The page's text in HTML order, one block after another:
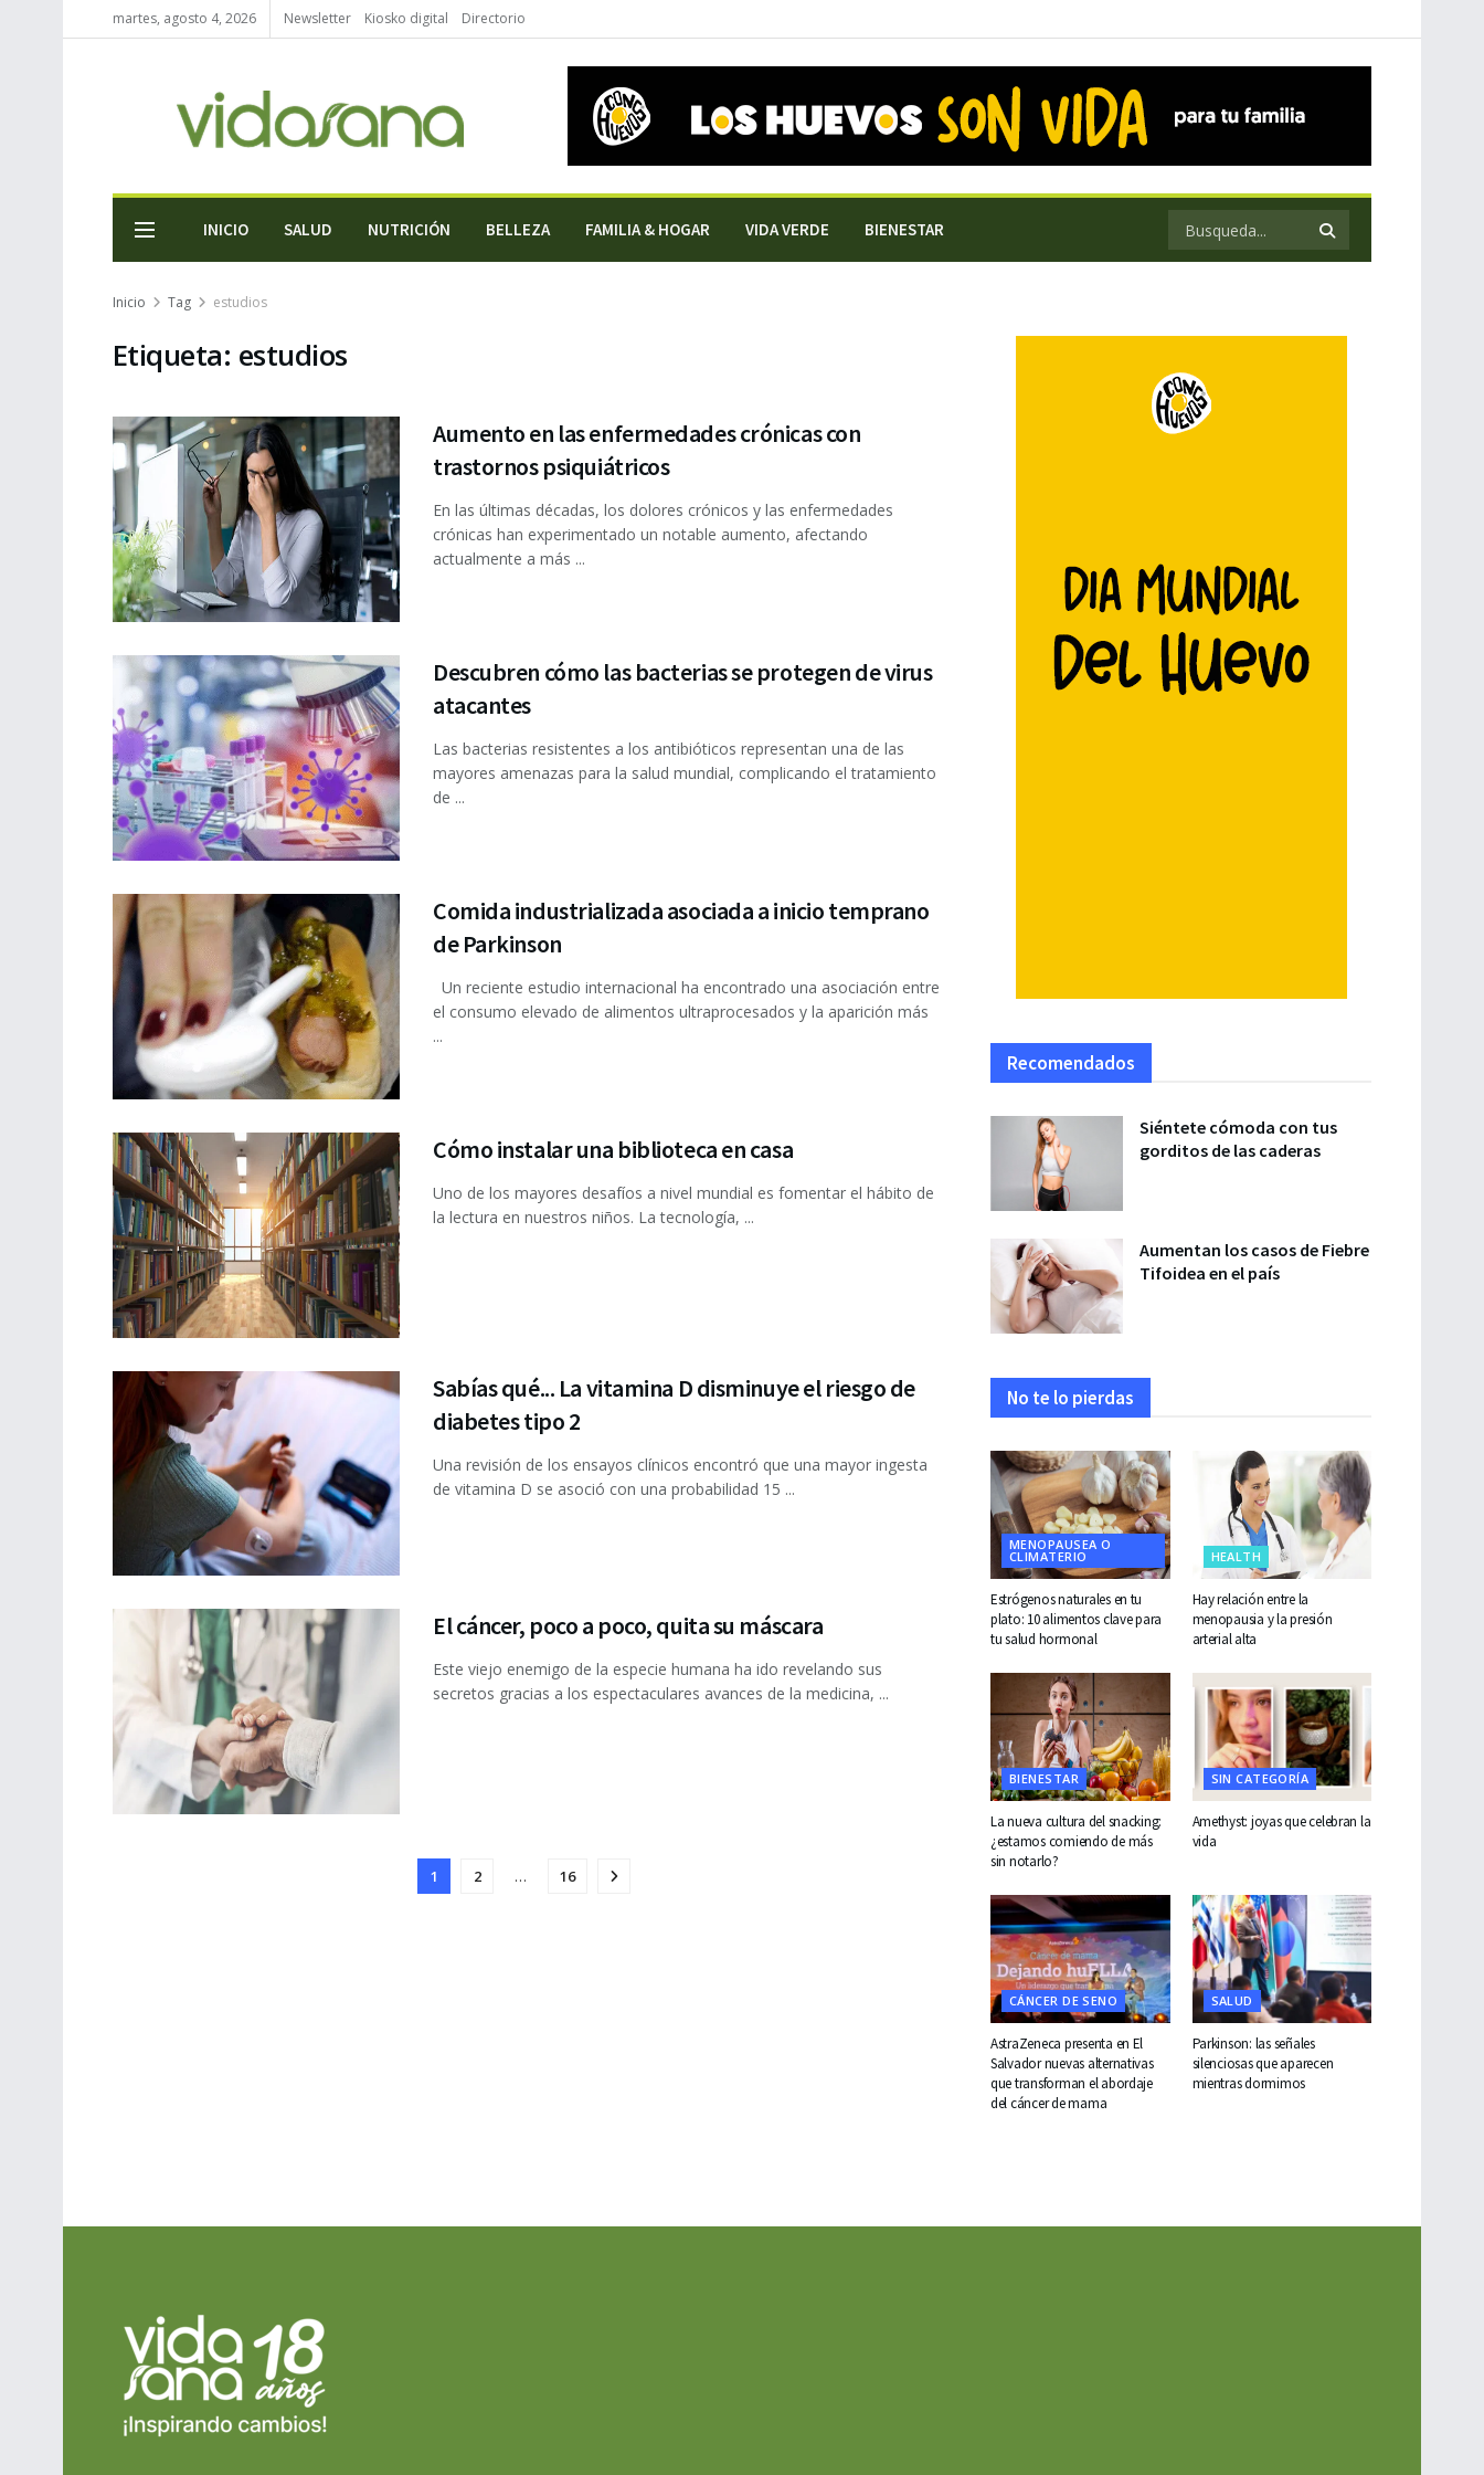
martes, agosto 4, 2026 Newsletter Kiosko digital Directorio
INICIO SALUD NUTRICIÓN BELLEZA FAMILIA & HOGAR VIDA VERDE BIENESTAR
Inicio Tag estudios
Etiqueta: estudios
Aumento en las enfermedades crónicas con
trastornos psiquiátricos
En las últimas décadas, los dolores crónicos y las enfermedades
crónicas han experimentado un notable aumento, afectando
actualmente a más ...
Descubren cómo las bacterias se protegen de virus
atacantes
Las bacterias resistentes a los antibióticos representan una de las
mayores amenazas para la salud mundial, complicando el tratamiento
de ...
Comida industrializada asociada a inicio temprano
de Parkinson
Un reciente estudio internacional ha encontrado una asociación entre
el consumo elevado de alimentos ultraprocesados y la aparición más
...
Cómo instalar una biblioteca en casa
Uno de los mayores desafíos a nivel mundial es fomentar el hábito de
la lectura en nuestros niños. La tecnología, ...
Sabías qué... La vitamina D disminuye el riesgo de
diabetes tipo 2
Una revisión de los ensayos clínicos encontró que una mayor ingesta
de vitamina D se asoció con una probabilidad 15 ...
El cáncer, poco a poco, quita su máscara
Este viejo enemigo de la especie humana ha ido revelando sus
secretos gracias a los espectaculares avances de la medicina, ...
1 2 … 16
Recomendados
Siéntete cómoda con tus
gorditos de las caderas
Aumentan los casos de Fiebre
Tifoidea en el país
No te lo pierdas
MENOPAUSEA O
CLIMATERIO
Estrógenos naturales en tu
plato: 10 alimentos clave para
tu salud hormonal
HEALTH
Hay relación entre la
menopausia y la presión
arterial alta
BIENESTAR
La nueva cultura del snacking:
¿estamos comiendo de más
sin notarlo?
SIN CATEGORÍA
Amethyst: joyas que celebran la
vida
CÁNCER DE SENO
AstraZeneca presenta en El
Salvador nuevas alternativas
que transforman el abordaje
del cáncer de mama
SALUD
Parkinson: las señales
silenciosas que aparecen
mientras dormimos